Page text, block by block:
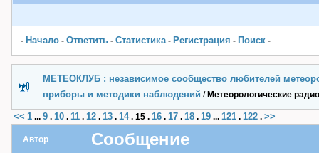
- Начало - Ответить - Статистика- Pегистрация - Поиск -
МЕТЕОКЛУБ : независимое сообщество любителей
приборы и методики наблюдений / Метеорологические
<< 1 ... 9 . 10 . 11 . 12 . 13 . 14. 15 . 16 . 17 . 18 . 19 ... 121 . 122 . >>
Автор Сообщение